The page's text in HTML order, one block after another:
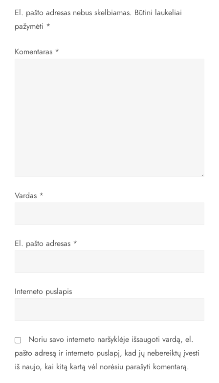
a
c
i
p
r
š
El. pašto adresas nebus skelbiamas. Būtini laukeliai
pažymėti *
Komentaras *
Vardas *
El. pašto adresas *
Interneto puslapis
Noriu savo interneto naršyklėje išsaugoti vardą, el.
pašto adresą ir interneto puslapį, kad jų nebereiktų įvesti
iš naujo, kai kitą kartą vėl norėsiu parašyti komentarą.